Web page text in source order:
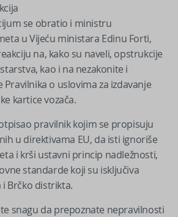
se obratio i ministru
u Vijeću ministara Edinu Forti,
na, kako su naveli, opstrukcije
kao i na nezakonite i
o uslovima za izdavanje
kartice vozača.
pravilnik kojim se propisuju
u direktivama EU, da isti ignoriše
i krši ustavni princip nadležnosti,
standarde koji su isključiva
Brčko distrikta.
snagu da prepoznate nepravilnosti